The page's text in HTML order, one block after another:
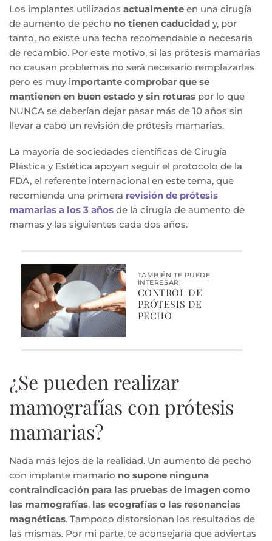
Los implantes utilizados actualmente en una cirugía
de aumento de pecho no tienen caducidad y, por
tanto, no existe una fecha recomendable o necesaria
de recambio. Por este motivo, si las prótesis mamarias
no causan problemas no será necesario remplazarlas
pero es muy importante comprobar que se
mantienen en buen estado y sin roturas por lo que
NUNCA se deberían dejar pasar más de 10 años sin
llevar a cabo un revisión de prótesis mamarias.
La mayoría de sociedades científicas de Cirugía
Plástica y Estética apoyan seguir el protocolo de la
FDA, el referente internacional en este tema, que
recomienda una primera revisión de prótesis
mamarias a los 3 años de la cirugía de aumento de
mamas y las siguientes cada dos años.
TAMBIÉN TE PUEDE
INTERESAR
CONTROL DE
PRÓTESIS DE
PECHO
¿Se pueden realizar
mamografías con prótesis
mamarias?
Nada más lejos de la realidad. Un aumento de pecho
con implante mamario no supone ninguna
contraindicación para las pruebas de imagen como
las mamografías, las ecografías o las resonancias
magnéticas. Tampoco distorsionan los resultados de
las mismas. Por mi parte, te aconsejaría que adviertas